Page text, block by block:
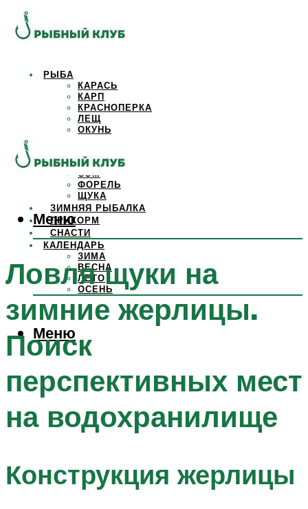
РЫБА
КАРАСЬ
КАРП
КРАСНОПЕРКА
ЛЕЩ
ОКУНЬ
САЗАН
СОМ
ФОРЕЛЬ
ЩУКА
ЗИМНЯЯ РЫБАЛКА
ПРИКОРМ
СНАСТИ
КАЛЕНДАРЬ
ЗИМА
ВЕСНА
ЛЕТО
ОСЕНЬ
Меню
Меню
Ловля щуки на
зимние жерлицы.
Поиск
перспективных мест
на водохранилище
Конструкция жерлицы